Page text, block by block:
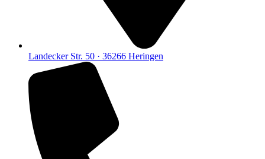
Landecker Str. 50 · 36266 Heringen